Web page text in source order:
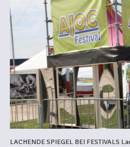
LACHENDE SPIEGEL BEI FESTIVALS